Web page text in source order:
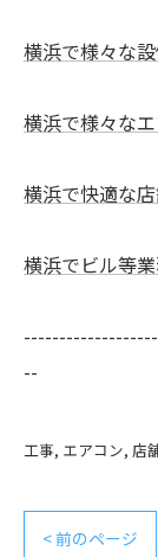
横浜で様々な
横浜で様々な
横浜で快適な
横浜でビル等
--
工事 エアコン 店
< 前のページ